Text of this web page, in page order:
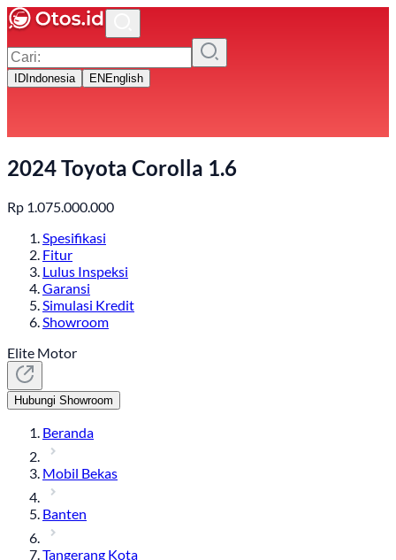
ID Indonesia EN English
2024 Toyota Corolla 1.6
Rp 1.075.000.000
Spesifikasi
Fitur
Lulus Inspeksi
Garansi
Simulasi Kredit
Showroom
Elite Motor
Hubungi Showroom
Beranda
Mobil Bekas
Banten
Tangerang Kota